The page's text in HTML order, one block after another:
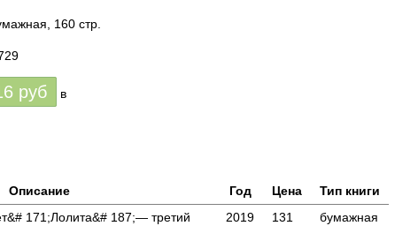
160 стр.
руб в
Описание Год Цена
Тип книги
171;Лолита&# 187;— третий
2019 131
бумажная